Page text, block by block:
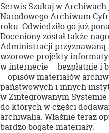
Serwis Szukaj w
Narodowego Archiwum
roku. Odwiedziło go już
Doceniony został także
Administracji
wzorowe projekty
w internecie – bezpłatnie i
– opisów materiałów
państwowych i innych
w Zintegrowanym
do których w części
archiwalia. Właśnie teraz
bardzo bogate materiały.